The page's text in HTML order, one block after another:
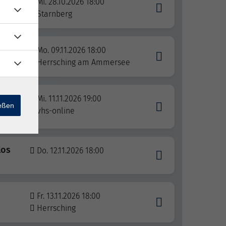
Starnberg
Mo. 09.11.2026 18:00
Herrsching am Ammersee
Mi. 11.11.2026 19:00
vhs-online
Do. 12.11.2026 18:00
Fr. 13.11.2026 18:00
Herrsching